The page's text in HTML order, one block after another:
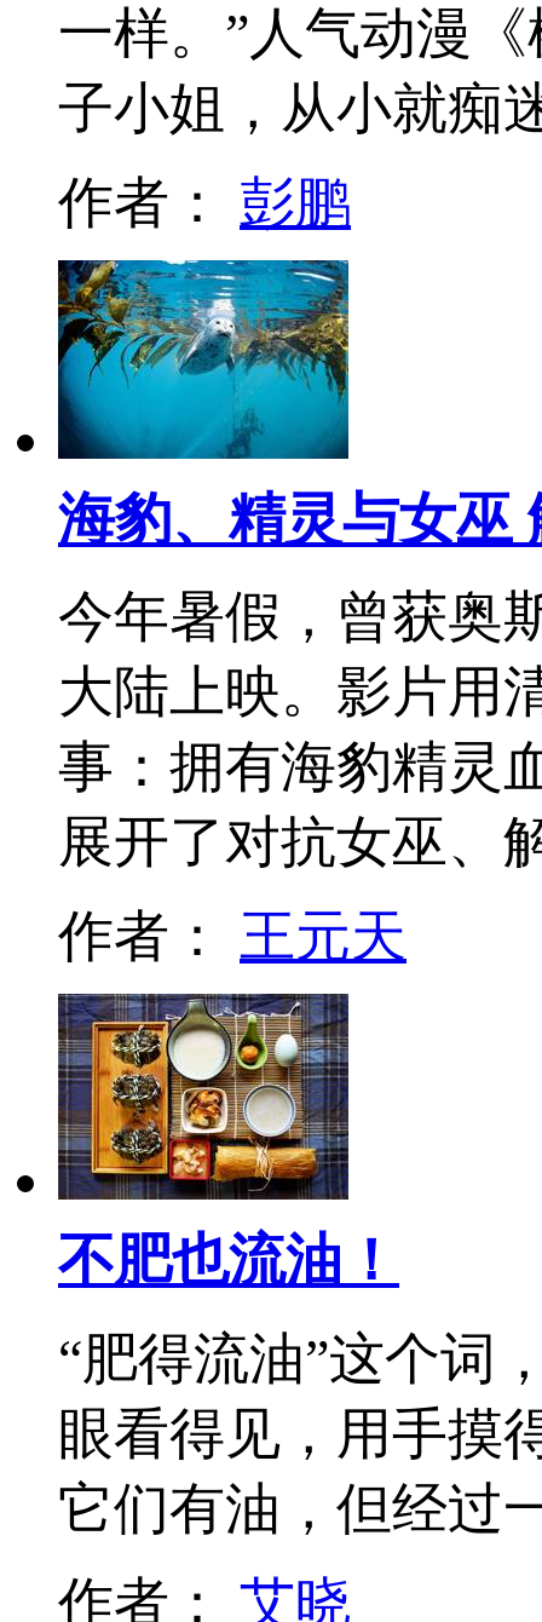
一样。”人气动漫
子小姐，从小就
作者： 彭鹏
海豹、精灵与女巫
今年暑假，曾获奥
大陆上映。影片用
事：拥有海豹精灵
展开了对抗女巫
作者： 王元天
不肥也流油！
“肥得流油”这个词
眼看得见，用手摸
它们有油，但经过
作者： 艾晓